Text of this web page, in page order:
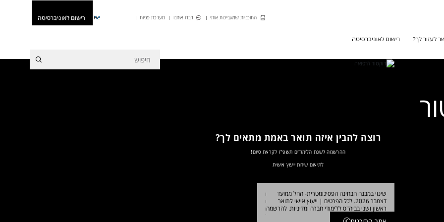
התוכניות שמעניינות אותי דברו איתנו מערכת פניות He רישום לאוניברסיטה
לעזור לך? רישום לאוניברסיטה
חדש! תואר ראשון במסלול חד-חוגי בתוכנית
הרב-תחומית במדעי הרוח. לכל הפרטים
הרישום לכל תוכניות הלימוד >>
ללימודים? כל המידע מה שצריך לדעת
שינוי במבנה הבחינה הפסיכומטרית- החל ממועד
דצמבר 2026. לכל הפרטים
| ייעוץ אישי לתואר
ראשון ושני בביה"ס ללימודי חברה ומדיניות. להרשמה
רוצה להבין איזה תואר באמת מתאים לך?
ההרשמה לשנת הלימודים תשפ"ז לקראת סיום!
לתיאום שיחת ייעוץ אישית